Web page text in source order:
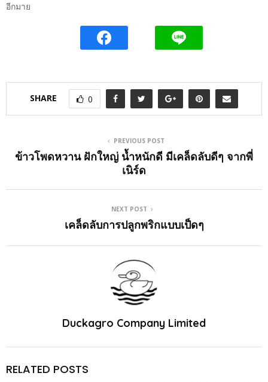
อีกมาย
SHARE 0
PREVIOUS POST
ข้าวโพดหวาน ฝักใหญ่ น้ำหนักดี มีเคล็ดลับดีๆ จากพี่
เนิร์ด
NEXT POST
เคล็ดลับการปลูกพริกแบบเป็ดๆ
Duckagro Company Limited
RELATED POSTS